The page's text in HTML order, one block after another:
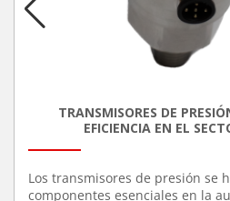
TRANSMISORES DE
EFICIENCIA EN EL
Los transmisores de presión se
componentes esenciales en la